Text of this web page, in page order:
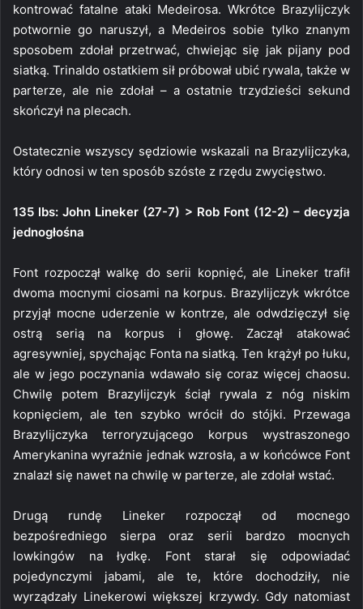
kontrować fatalne ataki Medeirosa. Wkrótce Brazylijczyk
potwornie go naruszył, a Medeiros sobie tylko znanym
sposobem zdołał przetrwać, chwiejąc się jak pijany pod
siatką. Trinaldo ostatkiem sił próbował ubić rywala, także w
parterze, ale nie zdołał – a ostatnie trzydzieści sekund
skończył na plecach.
Ostatecznie wszyscy sędziowie wskazali na Brazylijczyka,
który odnosi w ten sposób szóste z rzędu zwycięstwo.
135 lbs: John Lineker (27-7) > Rob Font (12-2) – decyzja
jednogłośna
Font rozpoczął walkę do serii kopnięć, ale Lineker trafił
dwoma mocnymi ciosami na korpus. Brazylijczyk wkrótce
przyjął mocne uderzenie w kontrze, ale odwdzięczył się
ostrą serią na korpus i głowę. Zaczął atakować
agresywniej, spychając Fonta na siatką. Ten krążył po łuku,
ale w jego poczynania wdawało się coraz więcej chaosu.
Chwilę potem Brazylijczyk ściął rywala z nóg niskim
kopnięciem, ale ten szybko wrócił do stójki. Przewaga
Brazylijczyka terroryzującego korpus wystraszonego
Amerykanina wyraźnie jednak wzrosła, a w końcówce Font
znalazł się nawet na chwilę w parterze, ale zdołał wstać.
Drugą rundę Lineker rozpoczął od mocnego
bezpośredniego sierpa oraz serii bardzo mocnych
lowkingów na łydkę. Font starał się odpowiadać
pojedynczymi jabami, ale te, które dochodziły, nie
wyrządzały Linekerowi większej krzywdy. Gdy natomiast